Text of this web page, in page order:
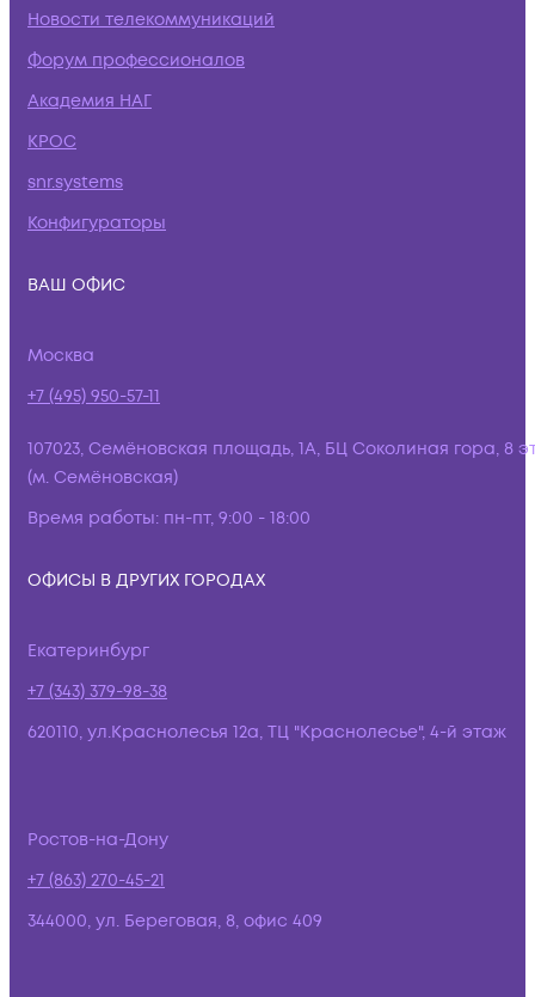
Новости телекоммуникаций
Форум профессионалов
Академия НАГ
КРОС
snr.systems
Конфигураторы
ВАШ ОФИС
Москва
+7 (495) 950-57-11
107023, Семёновская площадь, 1А, БЦ Соколиная гора, 8
(м. Семёновская)
Время работы: пн-пт, 9:00 - 18:00
ОФИСЫ В ДРУГИХ ГОРОДАХ
Екатеринбург
+7 (343) 379-98-38
620110, ул.Краснолесья 12а, ТЦ "Краснолесье", 4-й этаж
Ростов-на-Дону
+7 (863) 270-45-21
344000, ул. Береговая, 8, офис 409